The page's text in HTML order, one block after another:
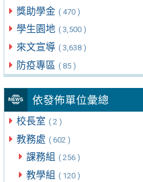
獎助學金 ( 470 )
學生園地 ( 3,500 )
來文宣導 ( 3,638 )
防疫專區 ( 85 )
依發佈單位彙總
校長室 ( 2 )
教務處 ( 602 )
課務組 ( 256 )
教學組 ( 120 )